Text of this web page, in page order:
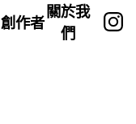
創作者
關於我
們